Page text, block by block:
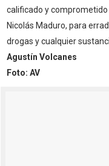
calificado y
Nicolás Maduro, para
drogas y cualquier
Agustín Volcanes
Foto: AV